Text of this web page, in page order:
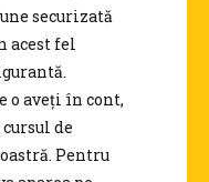
securizată
acest fel
o aveți în cont,
de
Pentru